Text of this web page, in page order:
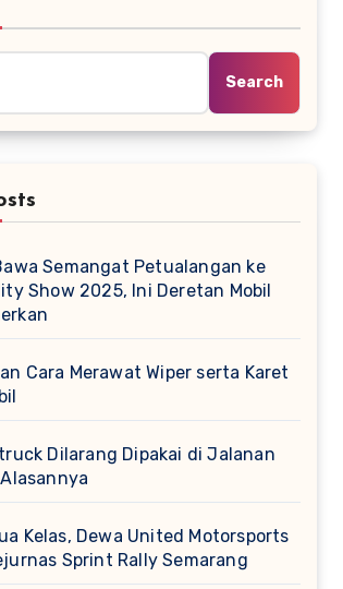
Search
Semangat Petualangan ke
Show 2025, Ini Deretan Mobil
Cara Merawat Wiper serta Karet
Dilarang Dipakai di Jalanan
Kelas, Dewa United Motorsports
Sprint Rally Semarang